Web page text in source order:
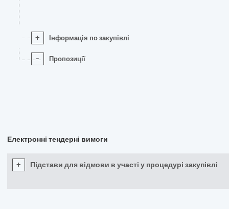
+ Інформація по закупівлі
- Пропозиції
Електронні тендерні вимоги
+ Підстави для відмови в участі у процедурі закупівлі